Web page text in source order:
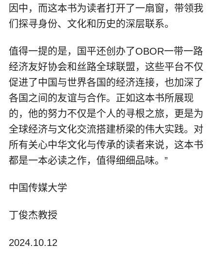
因中，而这本书为读者打开了一扇窗，带领我
们探寻身份、文化和历史的深层联系。
值得一提的是，国平还创办了OBOR一带一路
经济友好协会和丝路全球联盟，这些平台不仅
促进了中国与世界各国的经济连接，也加深了
各国之间的友谊与合作。正如这本书所展现
的，他的努力不仅是个人的寻根之旅，更是为
全球经济与文化交流搭建桥梁的伟大实践。对
所有关心中华文化与传承的读者来说，这本书
都是一本必读之作，值得细细品味。”
中国传媒大学
丁俊杰教授
2024.10.12